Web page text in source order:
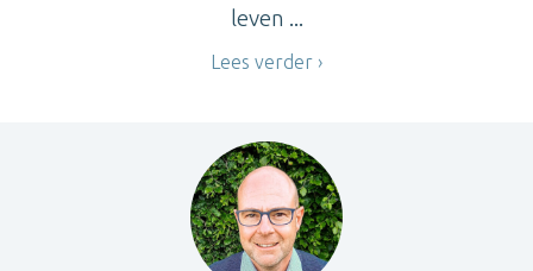
leven ...
Lees verder